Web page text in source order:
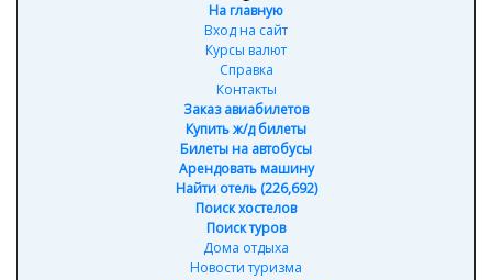
На главную
Вход на сайт
Курсы валют
Справка
Контакты
Заказ авиабилетов
Купить ж/д билеты
Билеты на автобусы
Арендовать машину
Найти отель (226,692)
Поиск хостелов
Поиск туров
Дома отдыха
Новости туризма